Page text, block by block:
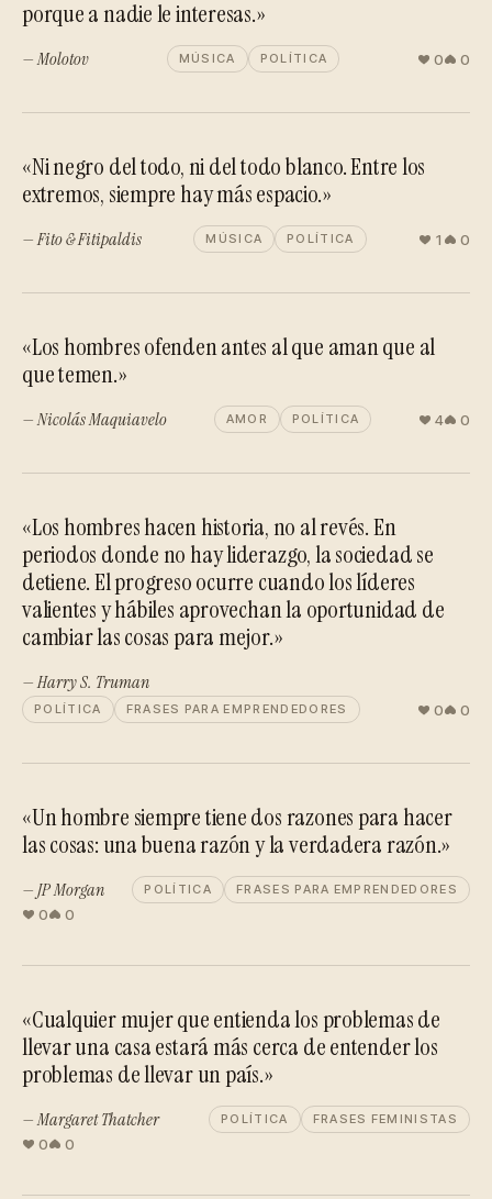
porque a nadie le interesas.»
— Molotov MÚSICA POLÍTICA 0 0
«Ni negro del todo, ni del todo blanco. Entre los
extremos, siempre hay más espacio.»
— Fito & Fitipaldis MÚSICA POLÍTICA 1 0
«Los hombres ofenden antes al que aman que al
que temen.»
— Nicolás Maquiavelo AMOR POLÍTICA 4 0
«Los hombres hacen historia, no al revés. En
periodos donde no hay liderazgo, la sociedad se
detiene. El progreso ocurre cuando los líderes
valientes y hábiles aprovechan la oportunidad de
cambiar las cosas para mejor.»
— Harry S. Truman
POLÍTICA FRASES PARA EMPRENDEDORES 0 0
«Un hombre siempre tiene dos razones para hacer
las cosas: una buena razón y la verdadera razón.»
— JP Morgan POLÍTICA FRASES PARA EMPRENDEDORES
0 0
«Cualquier mujer que entienda los problemas de
llevar una casa estará más cerca de entender los
problemas de llevar un país.»
— Margaret Thatcher POLÍTICA FRASES FEMINISTAS
0 0